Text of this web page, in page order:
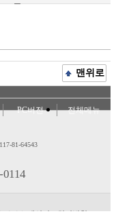
고
맨위로
PC버전 전체메뉴
81-64543
0114
약관 개인정보처리방침